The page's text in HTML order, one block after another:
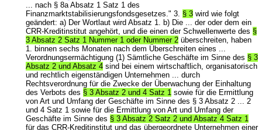
... nach § 8a Absatz 1 Satz 1 des
Finanzmarktstabilisierungsfondsgesetzes." 3. § 3 wird wie folgt
geändert: a) Der Wortlaut wird Absatz 1. b) Die ... der oder dem ein
CRR-Kreditinstitut angehört, und die einen der Schwellenwerte des §
3 Absatz 2 Satz 1 Nummer 1 oder Nummer 2 überschreiten, haben
1. binnen sechs Monaten nach dem Überschreiten eines ...
Verordnungsermächtigung (1) Sämtliche Geschäfte im Sinne des § 3
Absatz 2 und Absatz 4 sind bei einem wirtschaftlich, organisatorisch
und rechtlich eigenständigen Unternehmen ... durch
Rechtsverordnung für die Zwecke der Überwachung der Einhaltung
des Verbots des § 3 Absatz 2 und 4 Satz 1 sowie für die Ermittlung
von Art und Umfang der Geschäfte im Sinne des § 3 Absatz 2 ... 2
und 4 Satz 1 sowie für die Ermittlung von Art und Umfang der
Geschäfte im Sinne des § 3 Absatz 2 Satz 2 und Absatz 4 Satz 1
für das CRR-Kreditinstitut und das übergeordnete Unternehmen einer